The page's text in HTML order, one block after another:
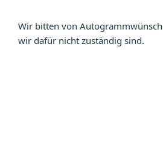
Wir bitten von
wir dafür nicht zuständig sind.